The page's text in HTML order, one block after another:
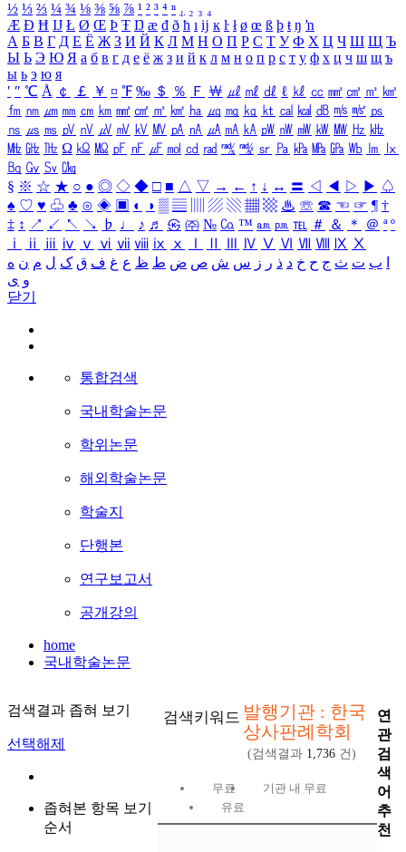
½ ⅓ ⅔ ¼ ¾ ⅛ ⅜ ⅝ ⅞ ¹ ² ³ ⁴ ⁿ ₁ ₂ ₃ ₄
Æ Ð Ħ Ĳ Ł Ø Œ Þ Ŧ Ŋ æ đ ð ħ ı ĳ ĸ ŀ ł ø œ ß þ ŧ ŋ ŉ
А Б В Г Д Е Ё Ж З И Й К Л М Н О П Р С Т У Ф Х Ц Ч Ш Щ Ъ
Ы Ь Э Ю Я а б в г д е ё ж з и й к л м н о п р с т у ф х ц ч ш щ ъ
ы ь э ю я
′ ″ ℃ Å ￠ ￡ ￥ ¤ ℉ ‰ ＄ ％ Ｆ ￦ ㎕ ㎖ ㎗ ℓ ㎘ ㏄ ㎣ ㎤ ㎥ ㎦
㎙ ㎚ ㎛ ㎜ ㎝ ㎞ ㎟ ㎠ ㎡ ㎢ ㏊ ㎍ ㎎ ㎏ ㏏ ㎈ ㎉ ㏈ ㎧ ㎨ ㎰
㎱ ㎲ ㎳ ㎴ ㎵ ㎶ ㎷ ㎸ ㎹ ㎀ ㎁ ㎂ ㎃ ㎄ ㎺ ㎻ ㎽ ㎾ ㎿ ㎐ ㎑
㎒ ㎓ ㎔ Ω ㏀ ㏁ ㎊ ㎋ ㎌ ㏖ ㏅ ㎭ ㎮ ㎯ ㏛ ㎩ ㎪ ㎫ ㎬ ㏝ ㏐
㏓
㏃ ㏉ ㏜ ㏆
§ ※ ☆ ★ ○ ● ◎ ◇ ◆ □ ■ △ ▽ → ← ↑ ↓ ↔ 〓 ◁ ◀ ▷ ▶ ♤
♠ ♡ ♥ ♧ ♣ ⊙ ◈ ▣ ◐ ◑ ▒ ▤ ▨ ▧ ▦ ▩ ♨ ☏ ☎ ☜ ☞ ¶ †
‡ ↕ ↗ ↙ ↖ ↘ ♭ ♩ ♪ ♬ ㉿ ㈜ № ㏇ ™ ㏂ ㏘ ℡ ＃ ＆ ＊ ＠ ª º
ⅰ
ⅱ ⅲ ⅳ ⅴ ⅵ ⅶ ⅷ ⅸ ⅹ Ⅳ Ⅴ Ⅵ Ⅶ Ⅷ Ⅸ Ⅹ
ب ت ث ج ح خ د ذ ر ز س ش ص ض ط ظ ع غ ف ق ک ل م ن ه
و ی
닫기
통합검색
국내학술논문
학위논문
해외학술논문
학술지
단행본
연구보고서
공개강의
home
국내학술논문
검색결과 좁혀 보기
선택해제
좁혀본 항목 보기
순서
검색키워드 발행기관 : 한국
상사판례학회
(검색결과 1,736 건)
무료
기관 내 무료
유료
연
관
검
색
어
추
천